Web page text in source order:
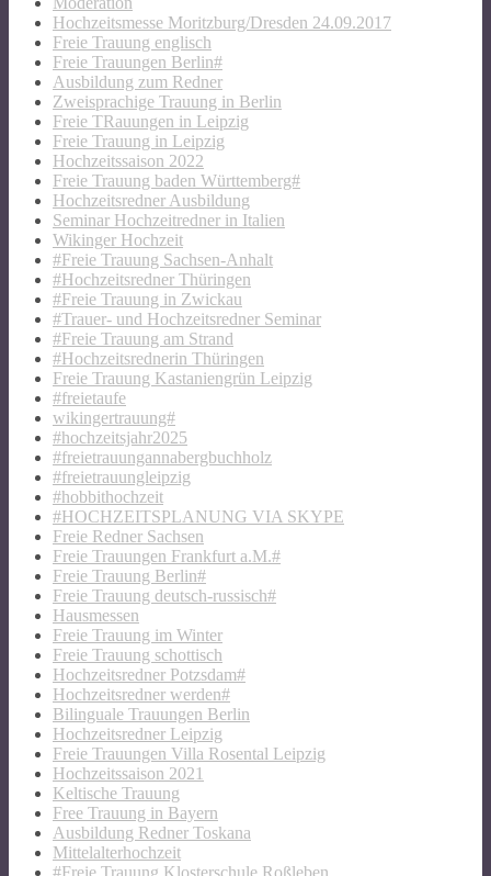
Hochzeitsmesse Moritzburg/Dresden 24.09.2017
Freie Trauung englisch
Freie Trauungen Berlin#
Ausbildung zum Redner
Zweisprachige Trauung in Berlin
Freie TRauungen in Leipzig
Freie Trauung in Leipzig
Hochzeitssaison 2022
Freie Trauung baden Württemberg#
Hochzeitsredner Ausbildung
Seminar Hochzeitredner in Italien
Wikinger Hochzeit
#Freie Trauung Sachsen-Anhalt
#Hochzeitsredner Thüringen
#Freie Trauung in Zwickau
#Trauer- und Hochzeitsredner Seminar
#Freie Trauung am Strand
#Hochzeitsrednerin Thüringen
Freie Trauung Kastaniengrün Leipzig
#freietaufe
wikingertrauung#
#hochzeitsjahr2025
#freietrauungannabergbuchholz
#freietrauungleipzig
#hobbithochzeit
#HOCHZEITSPLANUNG VIA SKYPE
Freie Redner Sachsen
Freie Trauungen Frankfurt a.M.#
Freie Trauung Berlin#
Freie Trauung deutsch-russisch#
Hausmessen
Freie Trauung im Winter
Freie Trauung schottisch
Hochzeitsredner Potzsdam#
Hochzeitsredner werden#
Bilinguale Trauungen Berlin
Hochzeitsredner Leipzig
Freie Trauungen Villa Rosental Leipzig
Hochzeitssaison 2021
Keltische Trauung
Free Trauung in Bayern
Ausbildung Redner Toskana
Mittelalterhochzeit
#Freie Trauung Klosterschule Roßleben